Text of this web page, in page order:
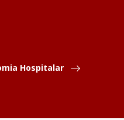
Hospitalar